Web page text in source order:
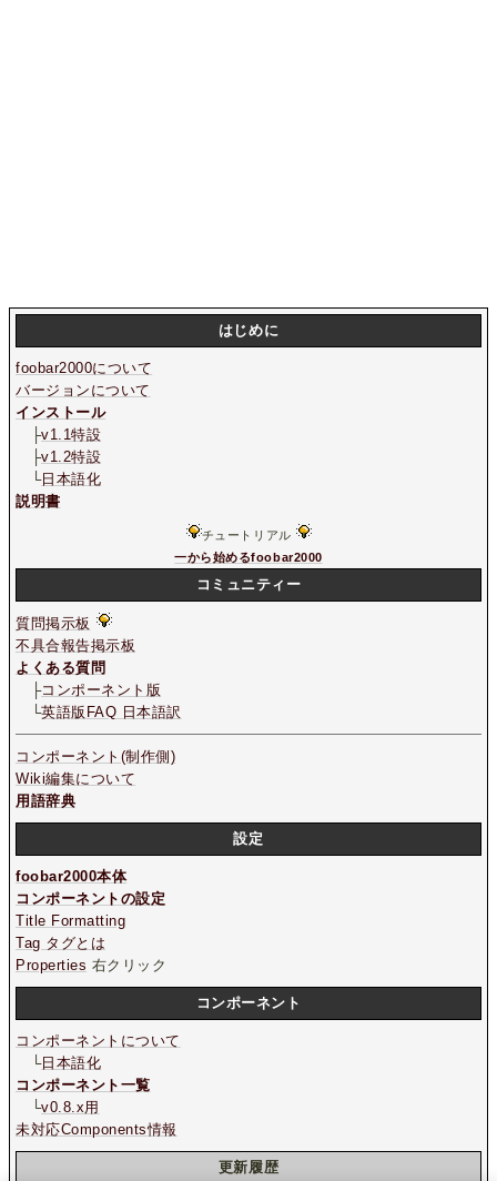
はじめに
foobar2000について
バージョンについて
インストール
├v1.1特設
├v1.2特設
└日本語化
説明書
チュートリアル
一から始めるfoobar2000
コミュニティー
質問掲示板
不具合報告掲示板
よくある質問
├コンポーネント版
└英語版FAQ 日本語訳
コンポーネント(制作側)
Wiki編集について
用語辞典
設定
foobar2000本体
コンポーネントの設定
Title Formatting
Tag タグとは
Properties 右クリック
コンポーネント
コンポーネントについて
└日本語化
コンポーネント一覧
└v0.8.x用
未対応Components情報
更新履歴